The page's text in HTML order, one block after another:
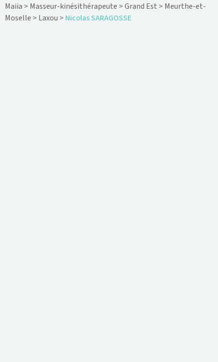
Maiia > Masseur-kinésithérapeute >Grand Est > Meurthe-et-
Moselle > Laxou > Nicolas SARAGOSSE